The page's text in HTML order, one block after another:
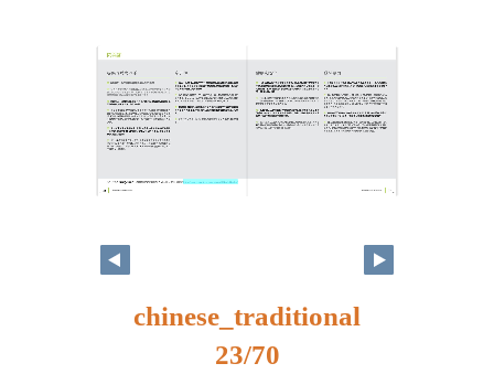
chinese_traditional
23/70